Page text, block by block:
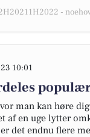
-
10:01
man kan høre
af en uge lytter
det endnu flere